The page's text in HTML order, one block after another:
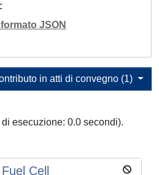
JSON
in atti di convegno (1)
esecuzione: 0.0 secondi).
Cell